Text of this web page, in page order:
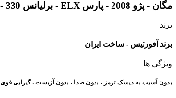
مگان - پژو 2008 - پارس ELX - برلیانس 330 - برلیانس 320 - برلیانس v5 - بسترن b30 - رنو اسکالا - رنو داستر - سیتروئن c3 - ام جی 360 - عقب ام جی 350 - ام جی GT
برند
برند آفورتیس - ساخت ایران
ویژگی ها
بدون آسیب به دیسک ترمز ، بدون صدا ، بدون آزبست ، گیرایی قوی​